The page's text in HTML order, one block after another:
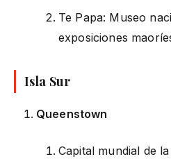
Te Papa: Museo
exposiciones
Isla Sur
Queenstown
Capital mundial de